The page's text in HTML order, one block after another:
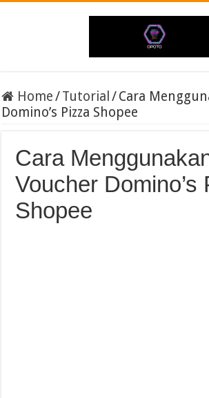
Home/Tutorial /Cara
Domino’s Pizza Shopee
Cara
Voucher Domino’s
Shopee